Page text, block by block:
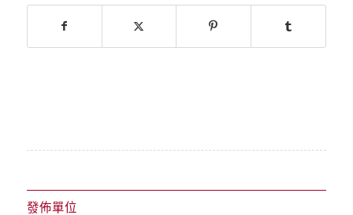
發佈單位